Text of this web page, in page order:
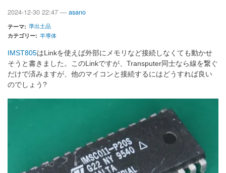
2024-12-30 22:47 — asano
テーマ 準出土品
カテゴリー 半導体
IMST805はLinkを使えば外部にメモリなど接続しなくても動かせ
そうと書きました。このLinkですが、Transputer同士なら線を繋ぐ
だけで済みますが、他のマイコンと接続するにはどうすれば良い
のでしょう?